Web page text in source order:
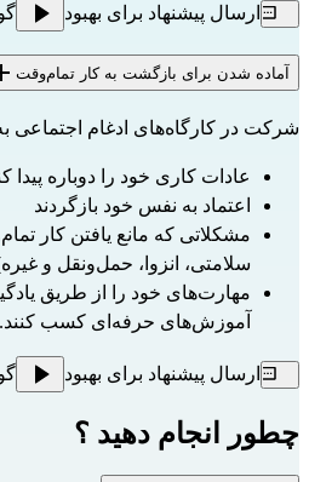
ارسال پیشنهاد برای بهبود
آماده شدن برای بازگشت به کار تمام‌وقت
شرکت در کارگاه‌های ادغام اجتماعی
عادات کاری خود را دوباره پیدا
اعتماد به نفس خود بازگردند
مشکلاتی که مانع یافتن کار
سلامتی، انزوا، حمل‌ونقل و
مهارت‌های خود را از طریق
آموزش‌های حرفه‌ای کسب کنند.
ارسال پیشنهاد برای بهبود
چطور انجام دهید ؟